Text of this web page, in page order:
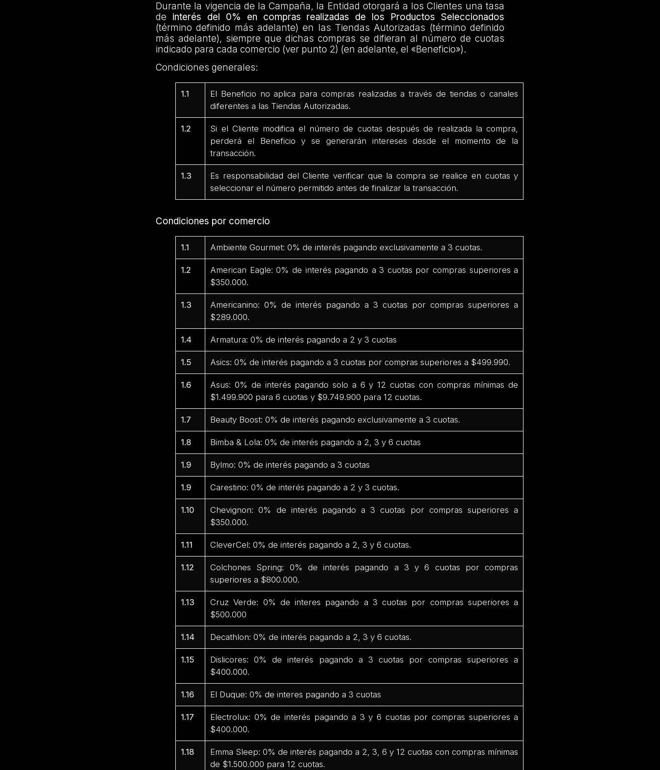
Durante la vigencia de la Campaña, la Entidad otorgará a los Clientes una tasa
de interés del 0% en compras realizadas de los Productos Seleccionados
(término definido más adelante) en las Tiendas Autorizadas (término definido
más adelante), siempre que dichas compras se difieran al número de cuotas
indicado para cada comercio (ver punto 2) (en adelante, el «Beneficio»).
Condiciones generales:
1.1
El Beneficio no aplica para compras realizadas a través de tiendas o canales
diferentes a las Tiendas Autorizadas.
1.2
Si el Cliente modifica el número de cuotas después de realizada la compra,
perderá el Beneficio y se generarán intereses desde el momento de la
transacción.
1.3
Es responsabilidad del Cliente verificar que la compra se realice en cuotas y
seleccionar el número permitido antes de finalizar la transacción.
Condiciones por comercio
1.1 Ambiente Gourmet: 0% de interés pagando exclusivamente a 3 cuotas.
1.2
American Eagle: 0% de interés pagando a 3 cuotas por compras superiores a
$350.000.
1.3
Americanino: 0% de interés pagando a 3 cuotas por compras superiores a
$289.000.
1.4 Armatura: 0% de interés pagando a 2 y 3 cuotas
1.5 Asics: 0% de interés pagando a 3 cuotas por compras superiores a $499.990.
1.6
Asus: 0% de interés pagando solo a 6 y 12 cuotas con compras mínimas de
$1.499.900 para 6 cuotas y $9.749.900 para 12 cuotas.
1.7 Beauty Boost: 0% de interés pagando exclusivamente a 3 cuotas.
1.8 Bimba & Lola: 0% de interés pagando a 2, 3 y 6 cuotas
1.9 Bylmo: 0% de interés pagando a 3 cuotas
1.9 Carestino: 0% de interés pagando a 2 y 3 cuotas.
1.10
Chevignon: 0% de interés pagando a 3 cuotas por compras superiores a
$350.000.
1.11 CleverCel: 0% de interés pagando a 2, 3 y 6 cuotas.
1.12
Colchones Spring: 0% de interés pagando a 3 y 6 cuotas por compras
superiores a $800.000.
1.13
Cruz Verde: 0% de interes pagando a 3 cuotas por compras superiores a
$500.000
1.14 Decathlon: 0% de interés pagando a 2, 3 y 6 cuotas.
1.15
Dislicores: 0% de interés pagando a 3 cuotas por compras superiores a
$400.000.
1.16 El Duque: 0% de interes pagando a 3 cuotas
1.17
Electrolux: 0% de interés pagando a 3 y 6 cuotas por compras superiores a
$400.000.
1.18
Emma Sleep: 0% de interés pagando a 2, 3, 6 y 12 cuotas con compras mínimas
de $1.500.000 para 12 cuotas.